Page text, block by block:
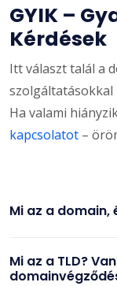
GYIK –
Kérdések
Itt választ talál a
szolgáltatásokkal
Ha valami
kapcsolatot –
Mi az a domain,
Mi az a TLD?